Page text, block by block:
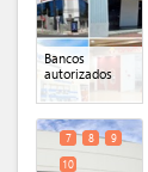
Bancos
autorizados
7 8
9
10